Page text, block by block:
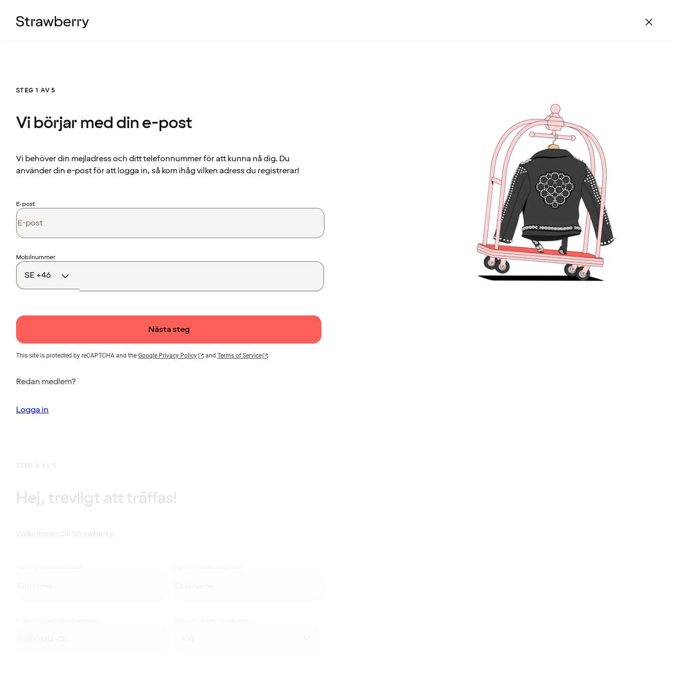
STEG 1 AV 5
Vi börjar med din e-post
Vi behöver din mejladress och ditt telefonnummer för att kunna nå dig. Du
använder din e-post för att logga in, så kom ihåg vilken adress du registrerar!
E-post
Landskod
Mobilnummer
Nästa steg
This site is protected by reCAPTCHA and the Google Privacy Policy and Terms of Service
Redan medlem?
Logga in
STEG 2 AV 5
Hej, trevligt att träffas!
Välkommen till Strawberry.